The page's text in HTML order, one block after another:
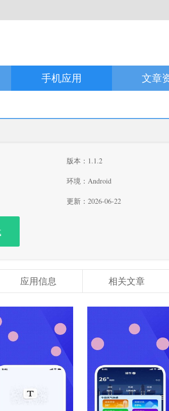
手机应用 文章
版本：1.1.2
环境：Android
更新：2026-06-22
应用信息 相关文章